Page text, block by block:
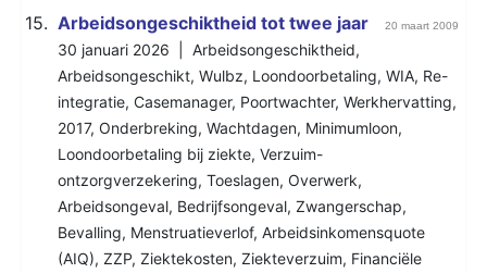
15. Arbeidsongeschiktheid tot twee jaar 20 maart 2009
30 januari 2026 | Arbeidsongeschiktheid,
Arbeidsongeschikt, Wulbz, Loondoorbetaling, WIA, Re-
integratie, Casemanager, Poortwachter, Werkhervatting,
2017, Onderbreking, Wachtdagen, Minimumloon,
Loondoorbetaling bij ziekte, Verzuim-
ontzorgverzekering, Toeslagen, Overwerk,
Arbeidsongeval, Bedrijfsongeval, Zwangerschap,
Bevalling, Menstruatieverlof, Arbeidsinkomensquote
(AIQ), ZZP, Ziektekosten, Ziekteverzuim, Financiële